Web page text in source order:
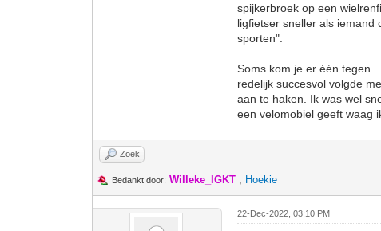
spijkerbroek op een
ligfietser sneller als iemand
sporten".
Soms kom je er één
redelijk succesvol volgde
aan te haken. Ik was wel
een velomobiel geeft
Zoek
Bedankt door: Willeke_IGKT , Hoekie
22-Dec-2022, 03:10 PM